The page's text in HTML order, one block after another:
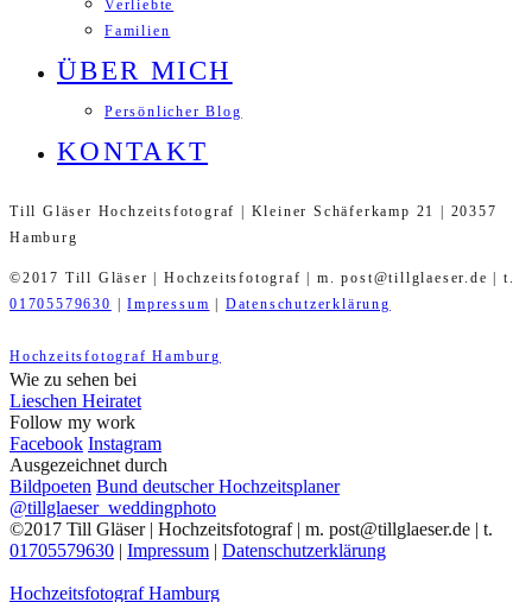
Verliebte
Familien
ÜBER MICH
Persönlicher Blog
KONTAKT
Till Gläser Hochzeitsfotograf | Kleiner Schäferkamp 21 | 20357
Hamburg
©2017 Till Gläser | Hochzeitsfotograf | m. post@tillglaeser.de | t.
01705579630 |Impressum | Datenschutzerklärung
Hochzeitsfotograf Hamburg
Wie zu sehen bei
Lieschen Heiratet
Follow my work
Facebook Instagram
Ausgezeichnet durch
Bildpoeten Bund deutscher Hochzeitsplaner
@tillglaeser_weddingphoto
©2017 Till Gläser | Hochzeitsfotograf | m. post@tillglaeser.de | t.
01705579630 | Impressum | Datenschutzerklärung
Hochzeitsfotograf Hamburg